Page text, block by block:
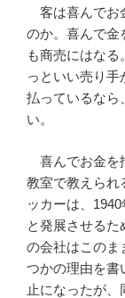
客は喜んでお
のか。喜んで金
も商売にはな
っといい売り
払っているなら
い。
喜んでお金を
教室で教えられ
ッカーは、
と発展させるた
の会社はこのま
つかの理由を書
止になったが